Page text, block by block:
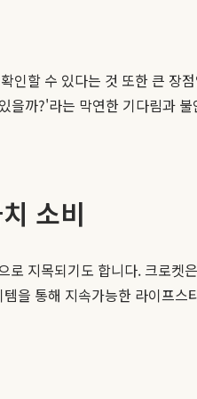
할 수 있다는 것 또한 큰
까?'라는 막연한 기다림과
소비
지목되기도 합니다. 크로
을 통해 지속가능한 라이프스